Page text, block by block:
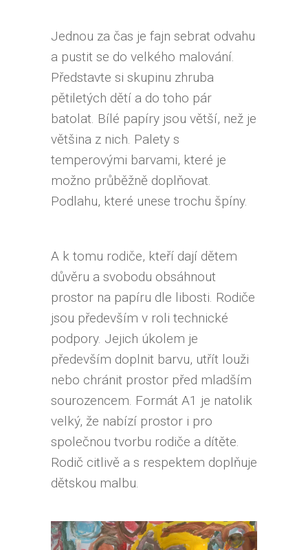
Jednou za čas je fajn sebrat odvahu
a pustit se do velkého malování.
Představte si skupinu zhruba
pětiletých dětí a do toho pár
batolat. Bílé papíry jsou větší, než je
většina z nich. Palety s
temperovými barvami, které je
možno průběžně doplňovat.
Podlahu, které unese trochu špíny.
A k tomu rodiče, kteří dají dětem
důvěru a svobodu obsáhnout
prostor na papíru dle libosti. Rodiče
jsou především v roli technické
podpory. Jejich úkolem je
především doplnit barvu, utřít louži
nebo chránit prostor před mladším
sourozencem. Formát A1 je natolik
velký, že nabízí prostor i pro
společnou tvorbu rodiče a dítěte.
Rodič citlivě a s respektem doplňuje
dětskou malbu.